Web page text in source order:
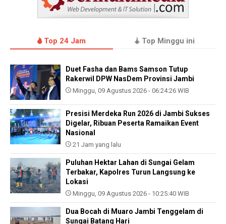
Top 24 Jam Top Minggu ini
Duet Fasha dan Bams Samson Tutup
Rakerwil DPW NasDem Provinsi Jambi
Minggu, 09 Agustus 2026 - 06:24:26 WIB
Presisi Merdeka Run 2026 di Jambi Sukses
Digelar, Ribuan Peserta Ramaikan Event
Nasional
21 Jam yang lalu
Puluhan Hektar Lahan di Sungai Gelam
Terbakar, Kapolres Turun Langsung ke
Lokasi
Minggu, 09 Agustus 2026 - 10:25:40 WIB
Dua Bocah di Muaro Jambi Tenggelam di
Sungai Batang Hari